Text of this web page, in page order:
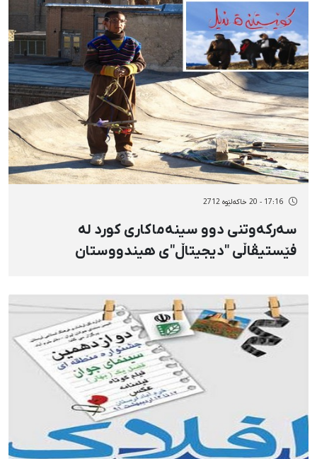
17:16 - 20 خاکەلێوه 2712
سەركەوتنی دوو سینەماكاری كورد لە
فێستیڤاڵی "دیجیتاڵ"ی هیندووستان